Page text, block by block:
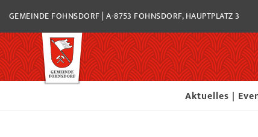
GEMEINDE FOHNSDORF | A-8753 FOHNSDORF, HAUPTPLATZ 3
Aktuelles |